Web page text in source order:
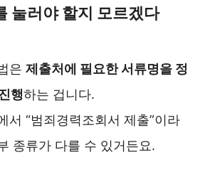
눌러야 할지 모르겠다
은 제출처에 필요한 서류명을 정
행하는 겁니다.
서 “범죄경력조회서 제출”이라
종류가 다를 수 있거든요.